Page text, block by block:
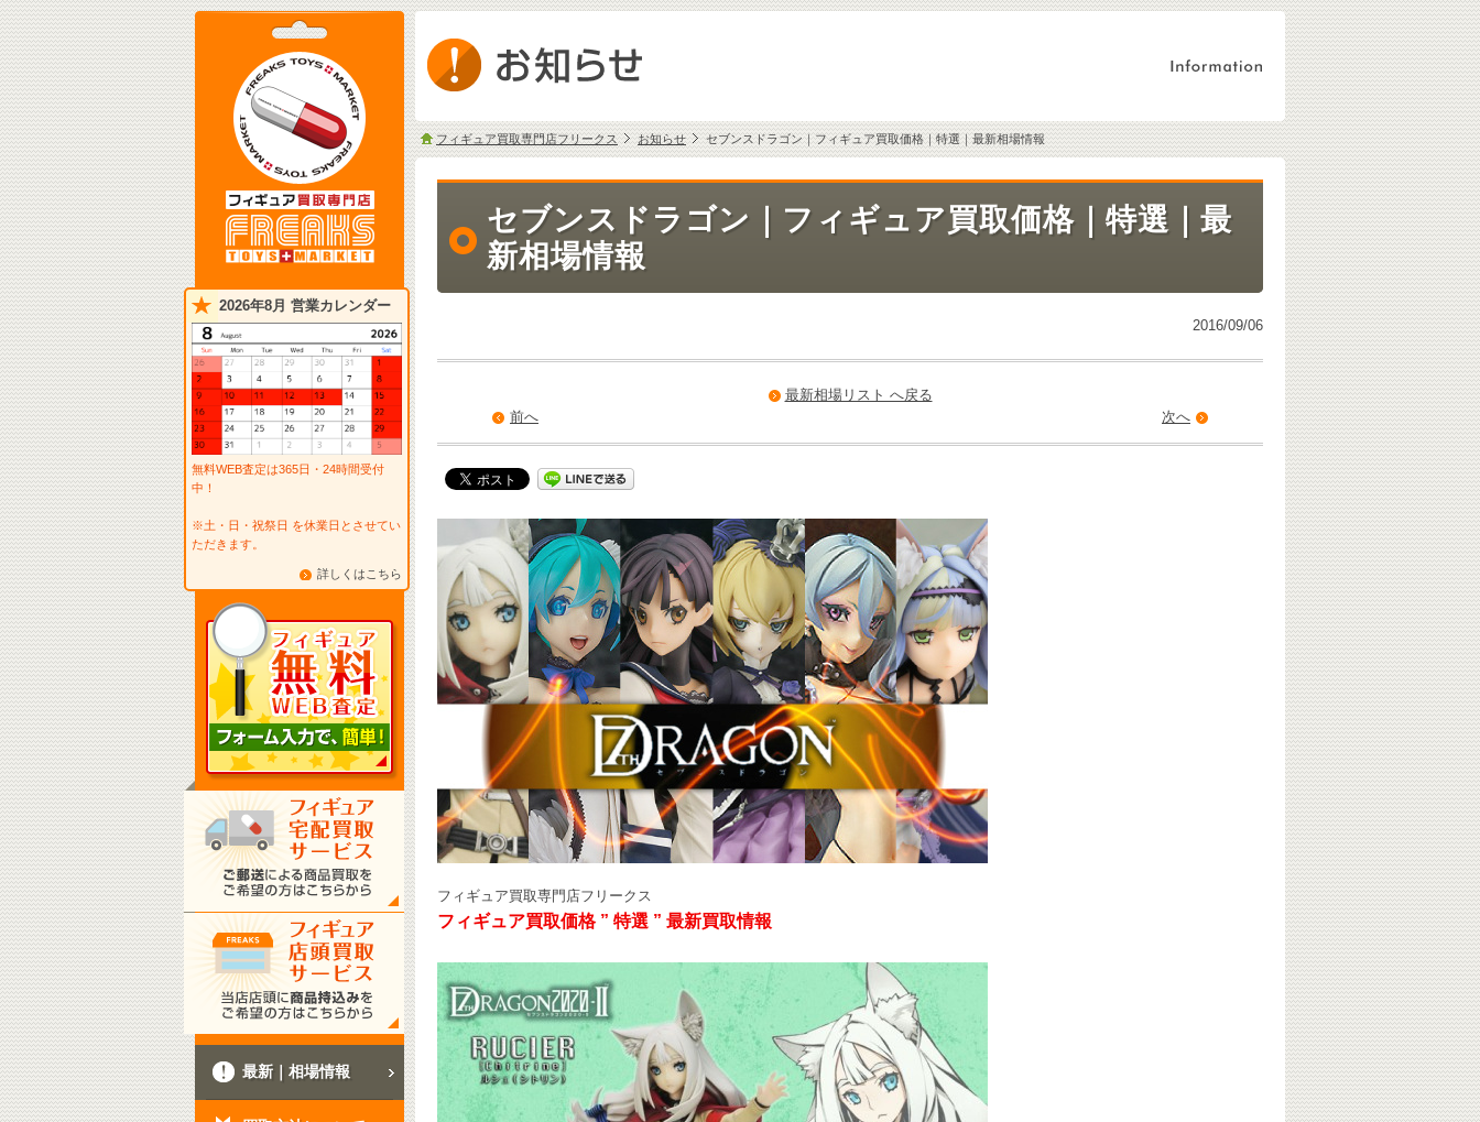
2026年8月 営業カレンダー
無料WEB査定は365日・24時間受付
中！
※土・日・祝祭日 を休業日とさせてい
ただきます。
詳しくはこちら
最新｜相場情報
フィギュア買取専門店フリークス お知らせ セブンスドラゴン｜フィギュア買取価格｜特選｜最新相場情報
セブンスドラゴン｜フィギュア買取価格｜特選｜最
新相場情報
2016/09/06
最新相場リスト へ戻る
次へ
前へ
フィギュア買取専門店フリークス
フィギュア買取価格 ” 特選 ” 最新買取情報